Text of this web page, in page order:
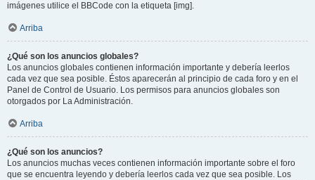
imágenes utilice el BBCode con la etiqueta [img].
Arriba
¿Qué son los anuncios globales?
Los anuncios globales contienen información importante y debería leerlos
cada vez que sea posible. Éstos aparecerán al principio de cada foro y en el
Panel de Control de Usuario. Los permisos para anuncios globales son
otorgados por La Administración.
Arriba
¿Qué son los anuncios?
Los anuncios muchas veces contienen información importante sobre el foro
que se encuentra leyendo y debería leerlos cada vez que sea posible. Los